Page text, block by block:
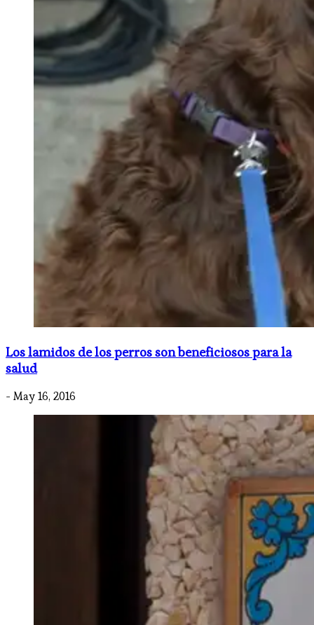
Los lamidos de los perros son beneficiosos para la
salud
- May 16, 2016